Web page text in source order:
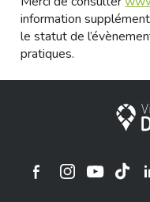
information
le statut de
pratiques.
Ville
Ville de